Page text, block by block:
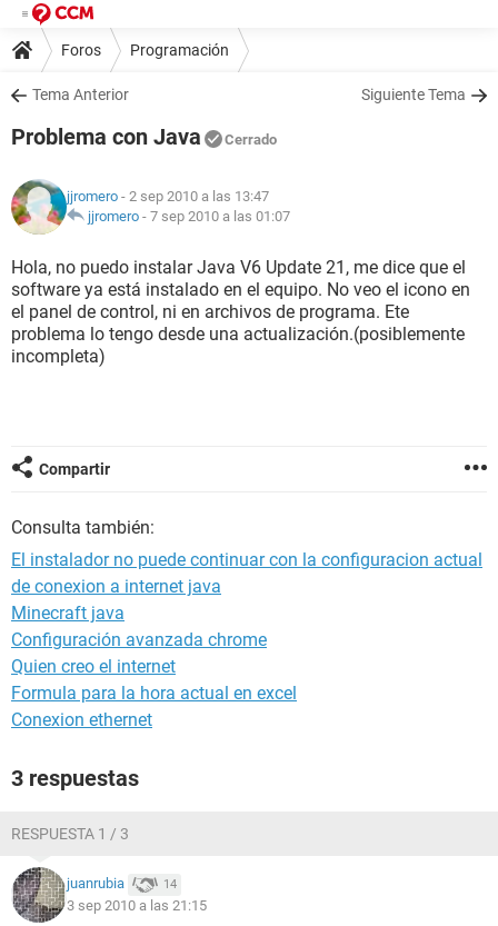
Foros Programación
Tema Anterior Siguiente Tema
Problema con Java Cerrado
jjromero - 2 sep 2010 a las 13:47
jjromero - 7 sep 2010 a las 01:07
Hola, no puedo instalar Java V6 Update 21, me dice que el
software ya está instalado en el equipo. No veo el icono en
el panel de control, ni en archivos de programa. Ete
problema lo tengo desde una actualización.(posiblemente
incompleta)
Compartir
Consulta también:
El instalador no puede continuar con la configuracion actual
de conexion a internet java
Minecraft java
Configuración avanzada chrome
Quien creo el internet
Formula para la hora actual en excel
Conexion ethernet
3 respuestas
RESPUESTA 1 / 3
juanrubia 14
3 sep 2010 a las 21:15